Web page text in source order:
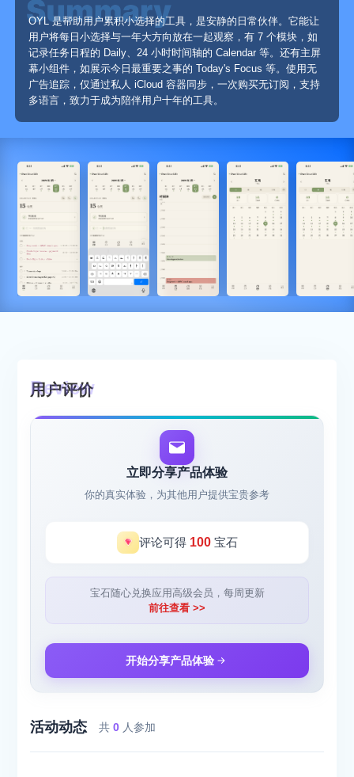
OYL 是帮助用户累积小选择的工具，是安静的日常伙伴。它能让
用户将每日小选择与一年大方向放在一起观察，有 7 个模块，如
记录任务日程的 Daily、24 小时时间轴的 Calendar 等。还有主屏
幕小组件，如展示今日最重要之事的 Today's Focus 等。使用无
广告追踪，仅通过私人 iCloud 容器同步，一次购买无订阅，支持
多语言，致力于成为陪伴用户十年的工具。
用户评价
立即分享产品体验
你的真实体验，为其他用户提供宝贵参考
评论可得 100宝石
宝石随心兑换应用高级会员，每周更新
前往查看 >>
开始分享产品体验
活动动态 共0 人参加